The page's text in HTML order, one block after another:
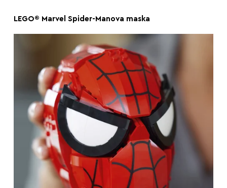
LEGO® Marvel Spider-Manova maska